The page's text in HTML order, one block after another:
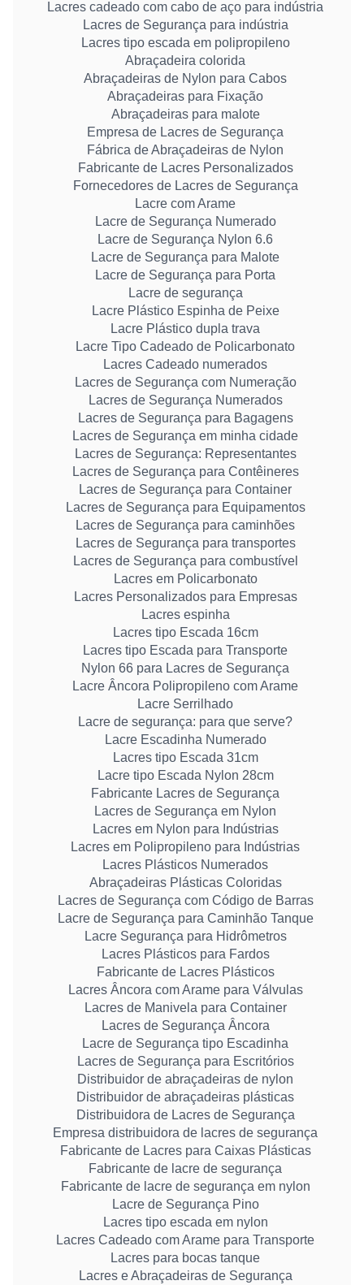
Lacres cadeado com cabo de aço para indústria
Lacres de Segurança para indústria
Lacres tipo escada em polipropileno
Abraçadeira colorida
Abraçadeiras de Nylon para Cabos
Abraçadeiras para Fixação
Abraçadeiras para malote
Empresa de Lacres de Segurança
Fábrica de Abraçadeiras de Nylon
Fabricante de Lacres Personalizados
Fornecedores de Lacres de Segurança
Lacre com Arame
Lacre de Segurança Numerado
Lacre de Segurança Nylon 6.6
Lacre de Segurança para Malote
Lacre de Segurança para Porta
Lacre de segurança
Lacre Plástico Espinha de Peixe
Lacre Plástico dupla trava
Lacre Tipo Cadeado de Policarbonato
Lacres Cadeado numerados
Lacres de Segurança com Numeração
Lacres de Segurança Numerados
Lacres de Segurança para Bagagens
Lacres de Segurança em minha cidade
Lacres de Segurança: Representantes
Lacres de Segurança para Contêineres
Lacres de Segurança para Container
Lacres de Segurança para Equipamentos
Lacres de Segurança para caminhões
Lacres de Segurança para transportes
Lacres de Segurança para combustível
Lacres em Policarbonato
Lacres Personalizados para Empresas
Lacres espinha
Lacres tipo Escada 16cm
Lacres tipo Escada para Transporte
Nylon 66 para Lacres de Segurança
Lacre Âncora Polipropileno com Arame
Lacre Serrilhado
Lacre de segurança: para que serve?
Lacre Escadinha Numerado
Lacres tipo Escada 31cm
Lacre tipo Escada Nylon 28cm
Fabricante Lacres de Segurança
Lacres de Segurança em Nylon
Lacres em Nylon para Indústrias
Lacres em Polipropileno para Indústrias
Lacres Plásticos Numerados
Abraçadeiras Plásticas Coloridas
Lacres de Segurança com Código de Barras
Lacre de Segurança para Caminhão Tanque
Lacre Segurança para Hidrômetros
Lacres Plásticos para Fardos
Fabricante de Lacres Plásticos
Lacres Âncora com Arame para Válvulas
Lacres de Manivela para Container
Lacres de Segurança Âncora
Lacre de Segurança tipo Escadinha
Lacres de Segurança para Escritórios
Distribuidor de abraçadeiras de nylon
Distribuidor de abraçadeiras plásticas
Distribuidora de Lacres de Segurança
Empresa distribuidora de lacres de segurança
Fabricante de Lacres para Caixas Plásticas
Fabricante de lacre de segurança
Fabricante de lacre de segurança em nylon
Lacre de Segurança Pino
Lacres tipo escada em nylon
Lacres Cadeado com Arame para Transporte
Lacres para bocas tanque
Lacres e Abraçadeiras de Segurança